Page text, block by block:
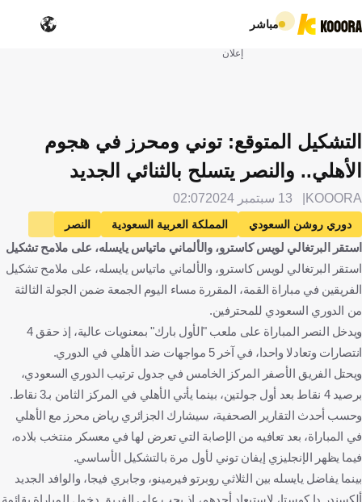
مباشر
إعلان
التشكيل المتوقع: توني ومحرز في هجوم
الأهلي.. والنصر يتسلح بالثنائي الجديد
KOOORA 13 سبتمبر 2024 02:07
دوري روشن السعودي المملكة العربية السعودية
النصر
الأهلي
رياض محرز الجزائر إيفان توني
إنجلترا
كرة قدم
استقر البرتغالي لويس كاسترو، والألماني ماتياس يايسله، على ملامح تشكيل
استقر البرتغالي لويس كاسترو، والألماني ماتياس يايسله، على ملامح تشكيل
الفريقين في مباراة القمة، المقررة مساء اليوم الجمعة ضمن الجولة الثالثة
من الدوري السعودي للمحترفين.
ويدخل النصر المباراة على ملعب "الأول بارك" بمعنويات عالية، إذ حقق 4
انتصارات وتعادلا واحدا، في آخر 5 مواجهات ضد الأهلي في الدوري.
ويحتل الفريق الأصفر المركز الخامس في جدول ترتيب الدوري السعودي،
برصيد 4 نقاط بعد أول جولتين، بينما يأتي الأهلي في المركز الثامن بـ3 نقاط.
وحسب أحدث التقارير الصحفية، سيشارك الجزائري رياض محرز مع الأهلي
في المباراة، بعد تعافيه من الإصابة التي تعرض لها في معسكر منتخب بلاده،
فيما يظهر الإنجليزي إيفان توني لأول مرة بالتشكيل الأساسي.
بينما يفاضل يايسله بين الثلاثي روبرتو فيرمينو، وجابري فيجا، والوافد الجديد
ألكسندر دا كوستا، لاستبعاد أحدهم، إذ يجب على الفريق دخول المباراة بقائمة